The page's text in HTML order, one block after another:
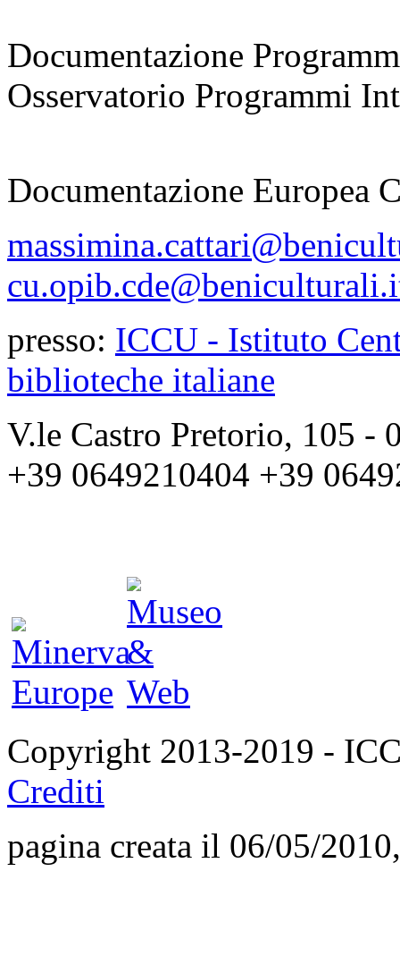
Documentazione
Osservatorio Programmi
Documentazione Europea
presso: ICCU - Istituto
biblioteche italiane
V.le Castro Pretorio, 105 -
+39 0649210404 +39
Copyright 2013-2019 -
Crediti
pagina creata il 06/05/